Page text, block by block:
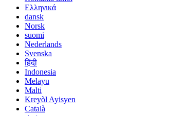
Ελληνικά
dansk
Norsk
suomi
Nederlands
Svenska
हिंदी
Indonesia
Melayu
Malti
Kreyòl Ayisyen
Català